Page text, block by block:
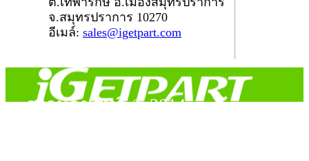
จ.สมุทรปราการ 10270
อีเมล์: sales@igetpart.com
สงวนลิขสิทธิ์ © 2014